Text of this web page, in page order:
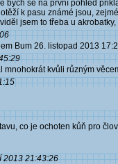
bych se na první pohled
k pasu známé jsou,
jsem to třeba u
Bum 26. listopad 2013
mnohokrát kvůli různým
co je ochoten kůň pro
2013 21:43:26